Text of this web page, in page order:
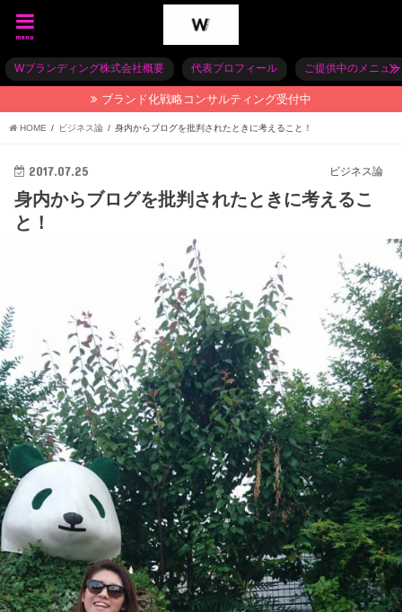
menu
Wブランディング株式会社概要 代表プロフィール ご提供中のメニュー
ブランド化戦略コンサルティング受付中
HOME ビジネス論 身内からブログを批判されたときに考えること！
ビジネス論
2017.07.25
身内からブログを批判されたときに考えるこ
と！